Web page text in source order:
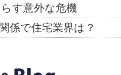
す意外な危機
係で住宅業界は？